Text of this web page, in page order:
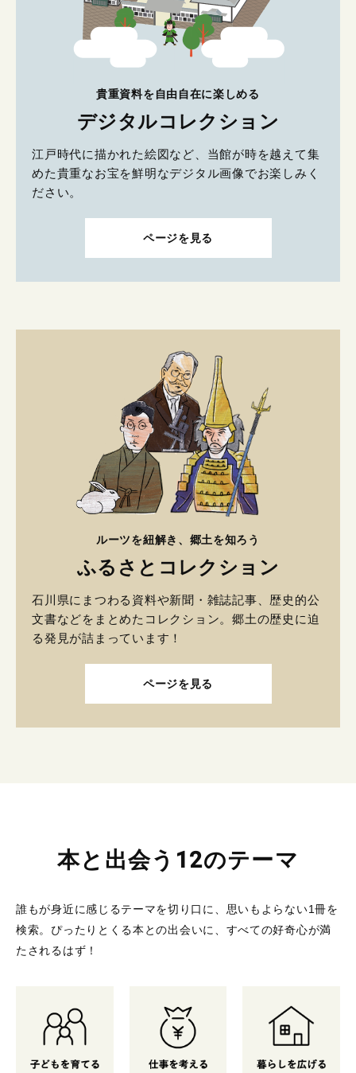
貴重資料を自由自在に楽しめる
デジタルコレクション
江戸時代に描かれた絵図など、当館が時を越えて集
めた貴重なお宝を鮮明なデジタル画像でお楽しみく
ださい。
ページを見る
ルーツを紐解き、郷土を知ろう
ふるさとコレクション
石川県にまつわる資料や新聞・雑誌記事、歴史的公
文書などをまとめたコレクション。郷土の歴史に迫
る発見が詰まっています！
ページを見る
本と出会う12のテーマ
誰もが身近に感じるテーマを切り口に、思いもよらない1冊を
検索。 ぴったりとくる本との出会いに、すべての好奇心が満
たされるはず！